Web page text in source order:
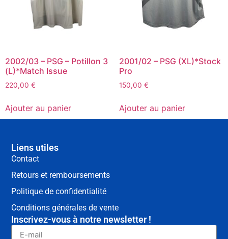
2002/03 – PSG – Potillon 3
(L)*Match Issue
220,00 €
Ajouter au panier
2001/02 – PSG (XL)*Stock
Pro
150,00 €
Ajouter au panier
Liens utiles
Contact
Retours et remboursements
Politique de confidentialité
Conditions générales de vente
Inscrivez-vous à notre newsletter !